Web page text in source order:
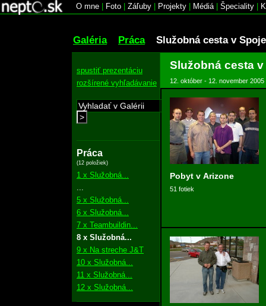
O mne Foto Záľuby Projekty Médiá| Špeciality
Galéria Práca Služobná cesta v
spustiť prezentáciu
rozšírené vyhľadávanie
>
Práca
(12 položiek)
1 x Služobná...
5 x Služobná...
6 x Služobná...
7 x Teambuildin...
8 x Služobná...
9 x Na streche J&T
10 x Služobná...
11 x Služobná...
12 x Služobná...
Služobná cesta
12. október - 12. november 2005
Pobyt v Arizone
51 fotiek